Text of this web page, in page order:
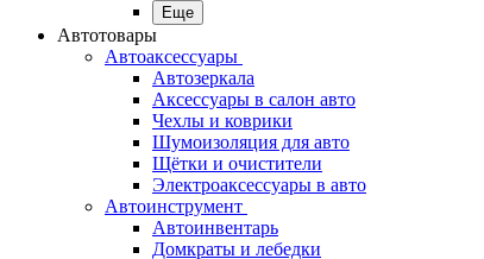
Еще
Автотовары
Автоаксессуары
Автозеркала
Аксессуары в салон авто
Чехлы и коврики
Шумоизоляция для авто
Щётки и очистители
Электроаксессуары в авто
Автоинструмент
Автоинвентарь
Домкраты и лебедки